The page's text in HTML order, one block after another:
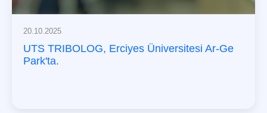
20.10.2025
UTS TRIBOLOG, Erciyes Üniversitesi Ar-Ge
Park'ta.